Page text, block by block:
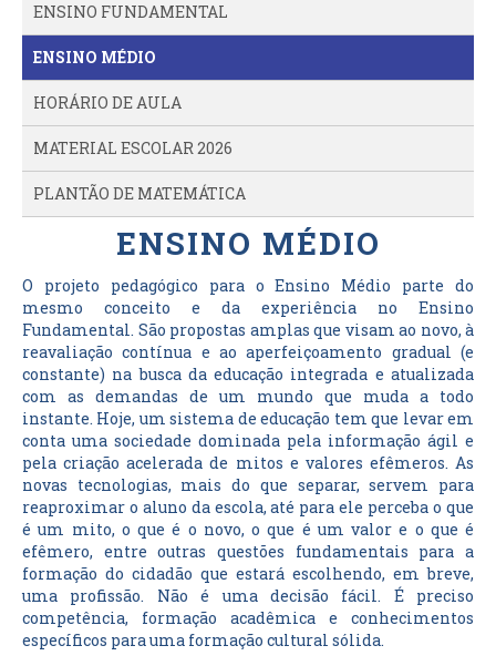
ENSINO FUNDAMENTAL
ENSINO MÉDIO
HORÁRIO DE AULA
MATERIAL ESCOLAR 2026
PLANTÃO DE MATEMÁTICA
ENSINO MÉDIO
O projeto pedagógico para o Ensino Médio parte do
mesmo conceito e da experiência no Ensino
Fundamental. São propostas amplas que visam ao novo, à
reavaliação contínua e ao aperfeiçoamento gradual (e
constante) na busca da educação integrada e atualizada
com as demandas de um mundo que muda a todo
instante. Hoje, um sistema de educação tem que levar em
conta uma sociedade dominada pela informação ágil e
pela criação acelerada de mitos e valores efêmeros. As
novas tecnologias, mais do que separar, servem para
reaproximar o aluno da escola, até para ele perceba o que
é um mito, o que é o novo, o que é um valor e o que é
efêmero, entre outras questões fundamentais para a
formação do cidadão que estará escolhendo, em breve,
uma profissão. Não é uma decisão fácil. É preciso
competência, formação acadêmica e conhecimentos
específicos para uma formação cultural sólida.